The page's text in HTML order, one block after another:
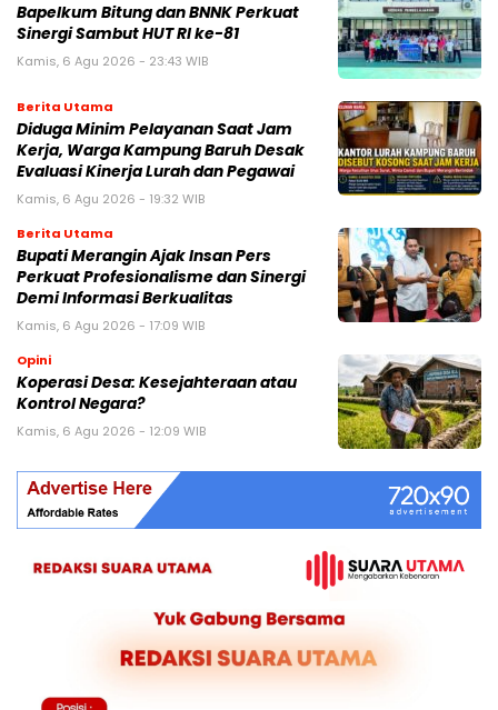
Bapelkum Bitung dan BNNK Perkuat
Sinergi Sambut HUT RI ke-81
Kamis, 6 Agu 2026 - 23:43 WIB
Berita Utama
Diduga Minim Pelayanan Saat Jam
Kerja, Warga Kampung Baruh Desak
Evaluasi Kinerja Lurah dan Pegawai
Kamis, 6 Agu 2026 - 19:32 WIB
Berita Utama
Bupati Merangin Ajak Insan Pers
Perkuat Profesionalisme dan Sinergi
Demi Informasi Berkualitas
Kamis, 6 Agu 2026 - 17:09 WIB
Opini
Koperasi Desa: Kesejahteraan atau
Kontrol Negara?
Kamis, 6 Agu 2026 - 12:09 WIB